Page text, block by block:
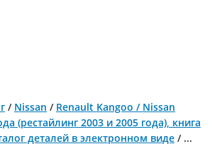
/ Nissan / Renault Kangoo / Nissan
(рестайлинг 2003 и 2005 года), книга
деталей в электронном виде / ...